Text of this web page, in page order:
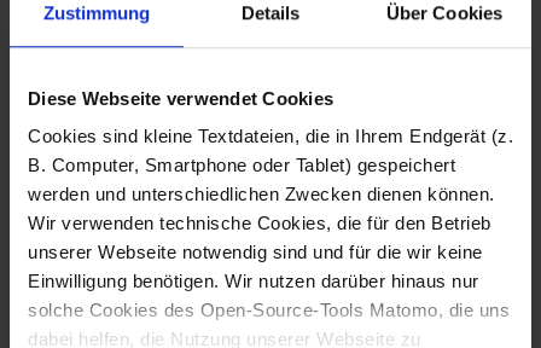
Zustimmung Details Über Cookies
Diese Webseite verwendet Cookies
Cookies sind kleine Textdateien, die in Ihrem Endgerät (z.
B. Computer, Smartphone oder Tablet) gespeichert
werden und unterschiedlichen Zwecken dienen können.
Wir verwenden technische Cookies, die für den Betrieb
unserer Webseite notwendig sind und für die wir keine
Einwilligung benötigen. Wir nutzen darüber hinaus nur
solche Cookies des Open-Source-Tools Matomo, die uns
dabei helfen, die Nutzung unserer Webseite zu
Fotografo: Lorenz
Sternbach
Download
Fotografo: Lorenz
Sternbach
Download